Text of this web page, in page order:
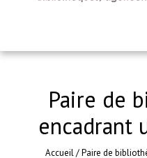
Paire de
encadrant
Accueil/Paire de